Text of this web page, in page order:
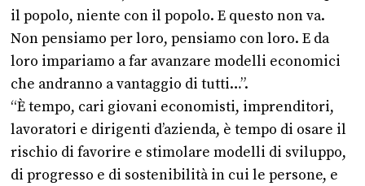
il popolo, niente con il popolo. E questo non va.
Non pensiamo per loro, pensiamo con loro. E da
loro impariamo a far avanzare modelli economici
che andranno a vantaggio di tutti…”.
“È tempo, cari giovani economisti, imprenditori,
lavoratori e dirigenti d’azienda, è tempo di osare il
rischio di favorire e stimolare modelli di sviluppo,
di progresso e di sostenibilità in cui le persone, e